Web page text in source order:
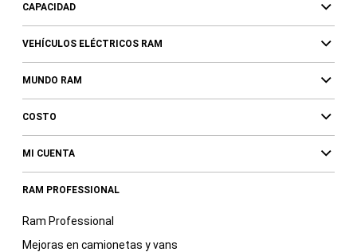
CAPACIDAD
VEHÍCULOS ELÉCTRICOS RAM
MUNDO RAM
COSTO
MI CUENTA
RAM PROFESSIONAL
Ram Professional
Mejoras en camionetas y vans